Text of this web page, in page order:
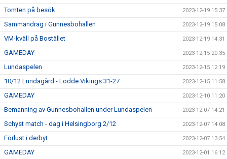
Tomten på besök 2023-12-19 15:37
Sammandrag i Gunnesbohallen 2023-12-19 15:08
VM-kväll på Bostället 2023-12-19 14:31
GAMEDAY 2023-12-15 20:35
Lundaspelen 2023-12-15 12:19
10/12 Lundagård - Lödde Vikings 31-27 2023-12-15 11:58
GAMEDAY 2023-12-10 11:20
Bemanning av Gunnesbohallen under Lundaspelen 2023-12-07 14:21
Schyst match - dag i Helsingborg 2/12 2023-12-07 14:08
Förlust i derbyt 2023-12-07 13:54
GAMEDAY 2023-12-01 16:12